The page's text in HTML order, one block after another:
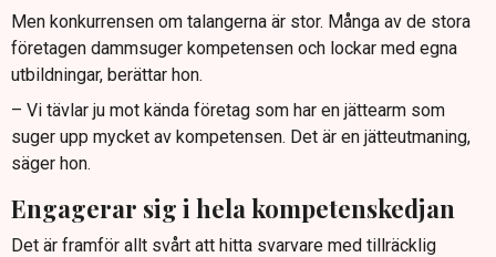
Men konkurrensen om talangerna är stor. Många av de stora
företagen dammsuger kompetensen och lockar med egna
utbildningar, berättar hon.
– Vi tävlar ju mot kända företag som har en jättearm som
suger upp mycket av kompetensen. Det är en jätteutmaning,
säger hon.
Engagerar sig i hela kompetenskedjan
Det är framför allt svårt att hitta svarvare med tillräcklig